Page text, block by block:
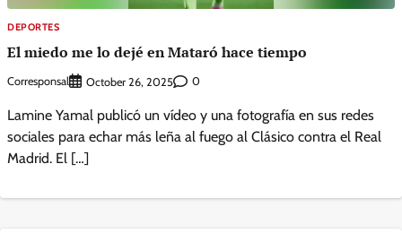
DEPORTES
El miedo me lo dejé en Mataró hace tiempo
Corresponsal October 26, 2025 0
Lamine Yamal publicó un vídeo y una fotografía en sus redes
sociales para echar más leña al fuego al Clásico contra el Real
Madrid. El […]